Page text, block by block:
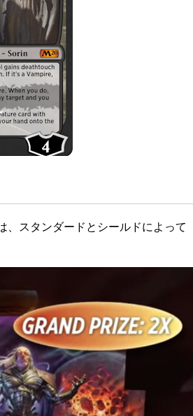
、スタンダードとシールドによって